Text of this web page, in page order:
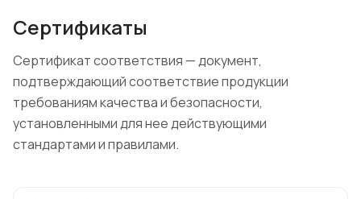
Сертификаты
Сертификат соответствия — документ,
подтверждающий соответствие продукции
требованиям качества и безопасности,
установленными для нее действующими
стандартами и правилами.